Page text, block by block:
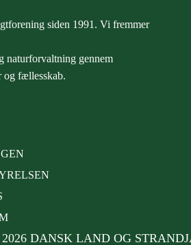
siden 1991. Vi fremmer
naturforvaltning gennem
og fællesskab.
DANSK LAND OG